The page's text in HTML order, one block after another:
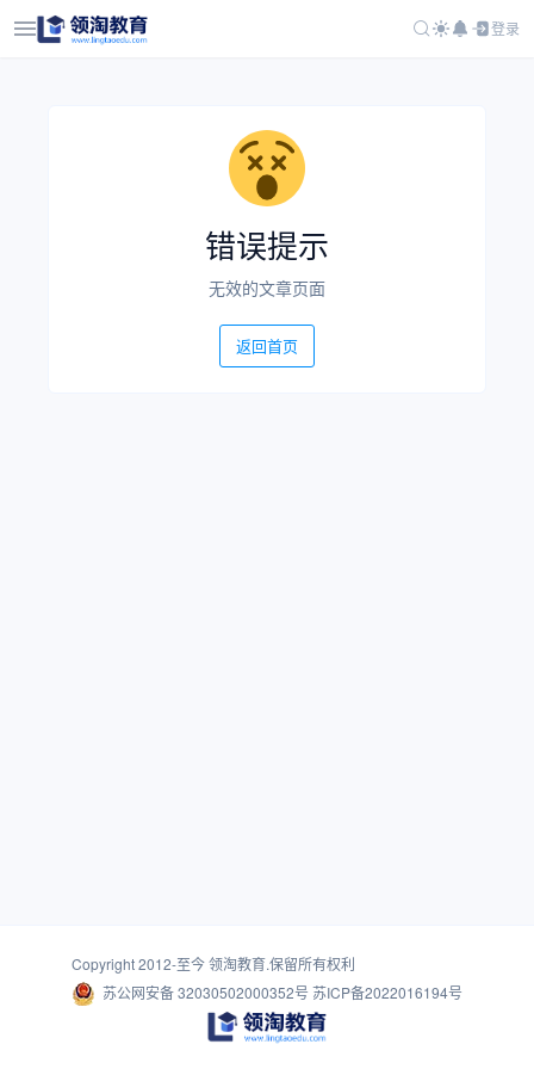
登录
错误提示
无效的文章页面
返回首页
Copyright 2012-至今领淘教育.保留所有权利
苏公网安备 32030502000352号 苏ICP备2022016194号